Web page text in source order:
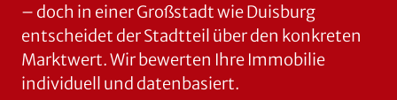
– doch in einer Großstadt wie Duisburg
entscheidet der Stadtteil über den konkreten
Marktwert. Wir bewerten Ihre Immobilie
individuell und datenbasiert.